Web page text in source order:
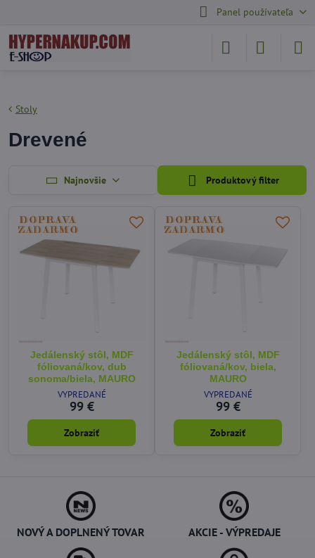
Panel používateľa
Stoly
Drevené
Najnovšie Produktový filter
Jedálenský stôl, MDF
fóliovaná/kov, dub
sonoma/biela, MAURO
VYPREDANÉ
99 €
Zobraziť
Jedálenský stôl, MDF
fóliovaná/kov, biela,
MAURO
VYPREDANÉ
99 €
Zobraziť
NOVÝ A DOPLNENÝ TOVAR AKCIE - VÝPREDAJE